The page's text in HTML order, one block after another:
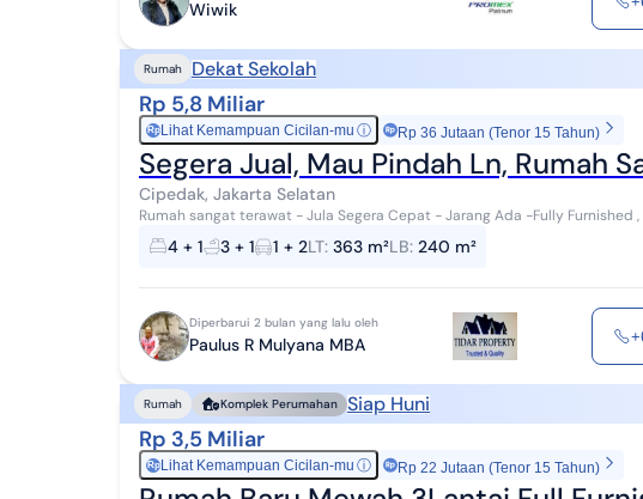
Wiwik
Rumah Dekat Sekolah
Rp 5,8 Miliar
RpLihat Kemampuan Cicilan-mu ⓘ Rp 36 Jutaan (Tenor 15 Tahun)
Segera Jual, Mau Pindah Ln, Rumah
Cipedak, Jakarta Selatan
Rumah sangat terawat - Jula Segera Cepat - Jarang Ada -Fully Furnished
Jakarta Selatan - Barang Pilihan - Hendak pindah...
4 + 1 3 + 1 1 + 2LT: 363 m²LB: 240 m²
Diperbarui 2 bulan yang lalu oleh
Paulus R Mulyana MBA
Rumah Komplek Perumahan Siap Huni
Rp 3,5 Miliar
RpLihat Kemampuan Cicilan-mu ⓘ Rp 22 Jutaan (Tenor 15 Tahun)